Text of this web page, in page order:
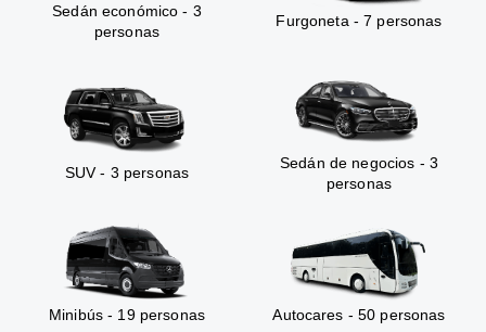
Sedán económico - 3
personas
Furgoneta - 7 personas
SUV - 3 personas
Sedán de negocios - 3
personas
Minibús - 19 personas Autocares - 50 personas